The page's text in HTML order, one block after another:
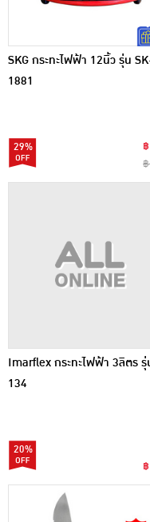
SKG กระทะไฟฟ้า 12นิ้ว รุ่น
1881
29%
Imarflex กระทะไฟฟ้า 3ลิตร
134
20%